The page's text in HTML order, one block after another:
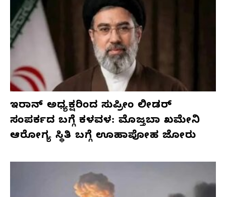
ಇರಾನ್ ಅಧ್ಯಕ್ಷರಿಂದ ಸುಪ್ರೀಂ ಲೀಡರ್
ಸಂಪರ್ಕದ ಬಗ್ಗೆ ಕಳವಳ: ಮೊಜ್ತಬಾ ಖಮೇನಿ
ಆರೋಗ್ಯ ಸ್ಥಿತಿ ಬಗ್ಗೆ ಊಹಾಪೋಹ ಜೋರು